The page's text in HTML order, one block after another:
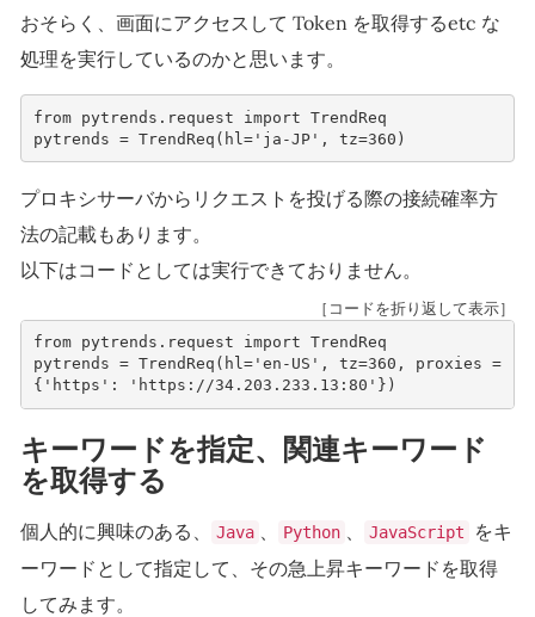
おそらく、画面にアクセスして Token を取得するetc な
処理を実行しているのかと思います。
from pytrends.request import TrendReq
pytrends = TrendReq ( hl ='ja-JP' , tz=360 )
プロキシサーバからリクエストを投げる際の接続確率方
法の記載もあります。
以下はコードとしては実行できておりません。
［コードを折り返して表示］
from pytrends.request import TrendReq
pytrends = TrendReq ( hl='en-US' , tz=360 , proxies =
{ 'https' : 'https://34.203.233.13:80' })
キーワードを指定、関連キーワード
を取得する
個人的に興味のある、 Java Python JavaScript
をキ
ーワードとして指定して、その急上昇キーワードを取得
してみます。